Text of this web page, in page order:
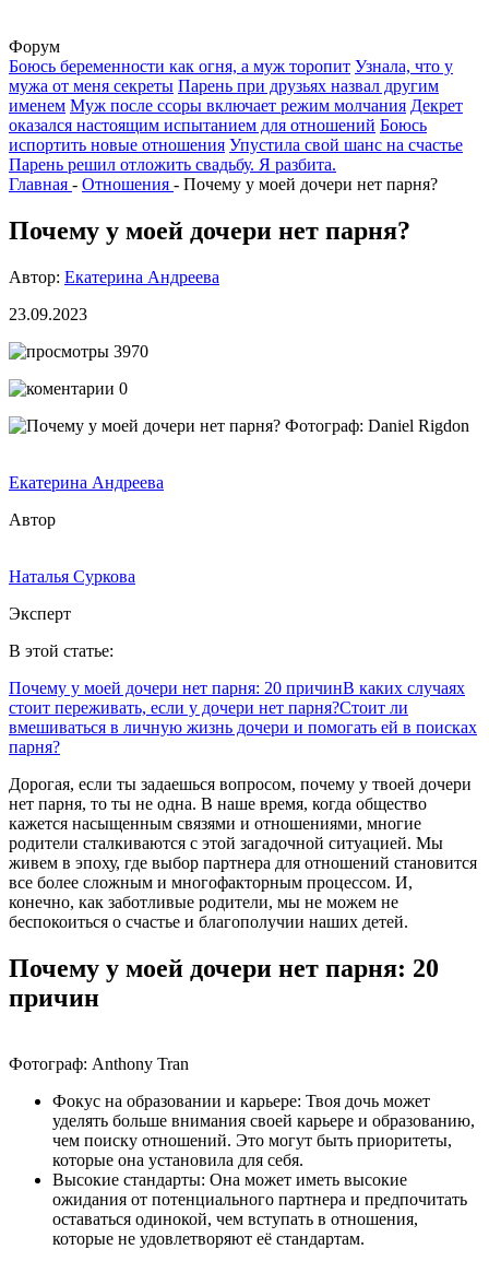
Форум
Боюсь беременности как огня, а муж торопит Узнала, что у
мужа от меня секреты Парень при друзьях назвал другим
именем Муж после ссоры включает режим молчания Декрет
оказался настоящим испытанием для отношений Боюсь
испортить новые отношения Упустила свой шанс на счастье
Парень решил отложить свадьбу. Я разбита.
Главная - Отношения - Почему у моей дочери нет парня?
Почему у моей дочери нет парня?
Автор: Екатерина Андреева
23.09.2023
3970
0
Фотограф: Daniel Rigdon
Екатерина Андреева
Автор
Наталья Суркова
Эксперт
В этой статье:
Почему у моей дочери нет парня: 20 причинВ каких случаях
стоит переживать, если у дочери нет парня?Стоит ли
вмешиваться в личную жизнь дочери и помогать ей в поисках
парня?
Дорогая, если ты задаешься вопросом, почему у твоей дочери
нет парня, то ты не одна. В наше время, когда общество
кажется насыщенным связями и отношениями, многие
родители сталкиваются с этой загадочной ситуацией. Мы
живем в эпоху, где выбор партнера для отношений становится
все более сложным и многофакторным процессом. И,
конечно, как заботливые родители, мы не можем не
беспокоиться о счастье и благополучии наших детей.
Почему у моей дочери нет парня: 20
причин
Фотограф: Anthony Tran
Фокус на образовании и карьере: Твоя дочь может
уделять больше внимания своей карьере и образованию,
чем поиску отношений. Это могут быть приоритеты,
которые она установила для себя.
Высокие стандарты: Она может иметь высокие
ожидания от потенциального партнера и предпочитать
оставаться одинокой, чем вступать в отношения,
которые не удовлетворяют её стандартам.